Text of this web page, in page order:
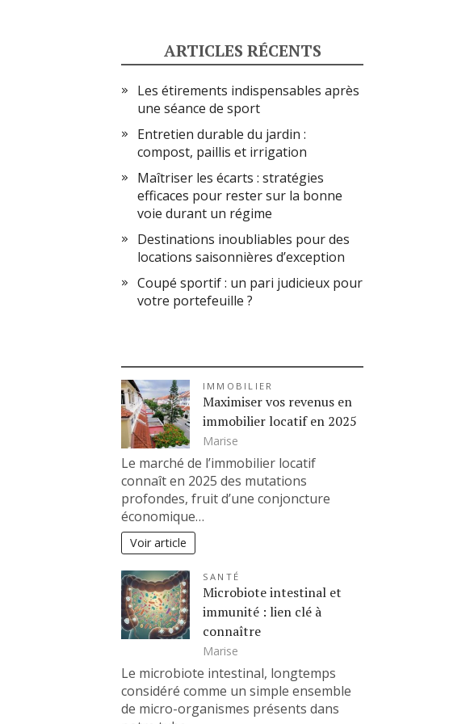
ARTICLES RÉCENTS
Les étirements indispensables après
une séance de sport
Entretien durable du jardin :
compost, paillis et irrigation
Maîtriser les écarts : stratégies
efficaces pour rester sur la bonne
voie durant un régime
Destinations inoubliables pour des
locations saisonnières d’exception
Coupé sportif : un pari judicieux pour
votre portefeuille ?
IMMOBILIER
Maximiser vos revenus en
immobilier locatif en 2025
Marise
Le marché de l’immobilier locatif
connaît en 2025 des mutations
profondes, fruit d’une conjoncture
économique…
Voir article
SANTÉ
Microbiote intestinal et
immunité : lien clé à
connaître
Marise
Le microbiote intestinal, longtemps
considéré comme un simple ensemble
de micro-organismes présents dans